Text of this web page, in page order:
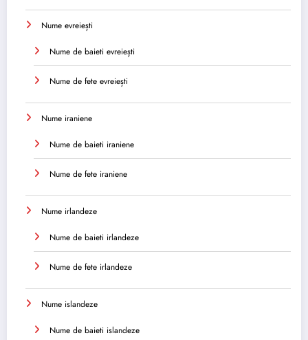
Nume evreiești
Nume de baieti evreiești
Nume de fete evreiești
Nume iraniene
Nume de baieti iraniene
Nume de fete iraniene
Nume irlandeze
Nume de baieti irlandeze
Nume de fete irlandeze
Nume islandeze
Nume de baieti islandeze